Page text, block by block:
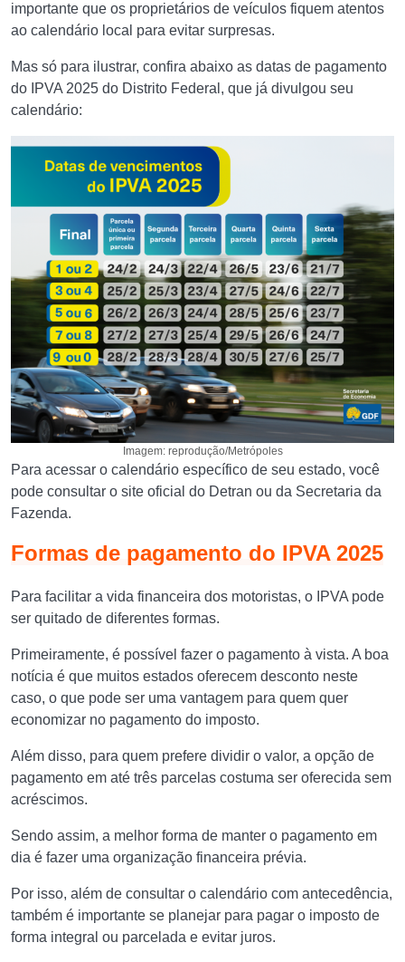
importante que os proprietários de veículos fiquem atentos
ao calendário local para evitar surpresas.
Mas só para ilustrar, confira abaixo as datas de pagamento
do IPVA 2025 do Distrito Federal, que já divulgou seu
calendário:
Imagem: reprodução/Metrópoles
Para acessar o calendário específico de seu estado, você
pode consultar o site oficial do Detran ou da Secretaria da
Fazenda.
Formas de pagamento do IPVA 2025
Para facilitar a vida financeira dos motoristas, o IPVA pode
ser quitado de diferentes formas.
Primeiramente, é possível fazer o pagamento à vista. A boa
notícia é que muitos estados oferecem desconto neste
caso, o que pode ser uma vantagem para quem quer
economizar no pagamento do imposto.
Além disso, para quem prefere dividir o valor, a opção de
pagamento em até três parcelas costuma ser oferecida sem
acréscimos.
Sendo assim, a melhor forma de manter o pagamento em
dia é fazer uma organização financeira prévia.
Por isso, além de consultar o calendário com antecedência,
também é importante se planejar para pagar o imposto de
forma integral ou parcelada e evitar juros.